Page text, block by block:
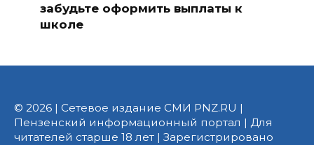
забудьте оформить выплаты к
школе
© 2026 | Сетевое издание СМИ PNZ.RU |
Пензенский информационный портал | Для
читателей старше 18 лет | Зарегистрировано